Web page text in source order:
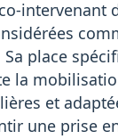
intervenant
place
la
et
une prise